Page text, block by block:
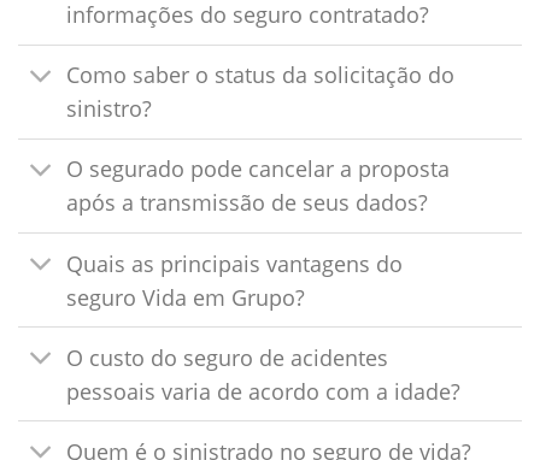
informações do seguro contratado?
Como saber o status da solicitação do
sinistro?
O segurado pode cancelar a proposta
após a transmissão de seus dados?
Quais as principais vantagens do
seguro Vida em Grupo?
O custo do seguro de acidentes
pessoais varia de acordo com a idade?
Quem é o sinistrado no seguro de vida?